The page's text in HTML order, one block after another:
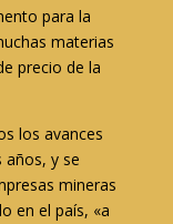
para la
materias
precio de la
los avances
y se
mineras
en el país, «a